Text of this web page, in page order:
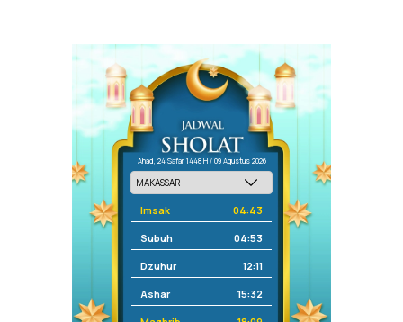
Ahad, 24 Safar 1448 H / 09 Agustus 2026
Imsak 04:43
Subuh 04:53
Dzuhur 12:11
Ashar 15:32